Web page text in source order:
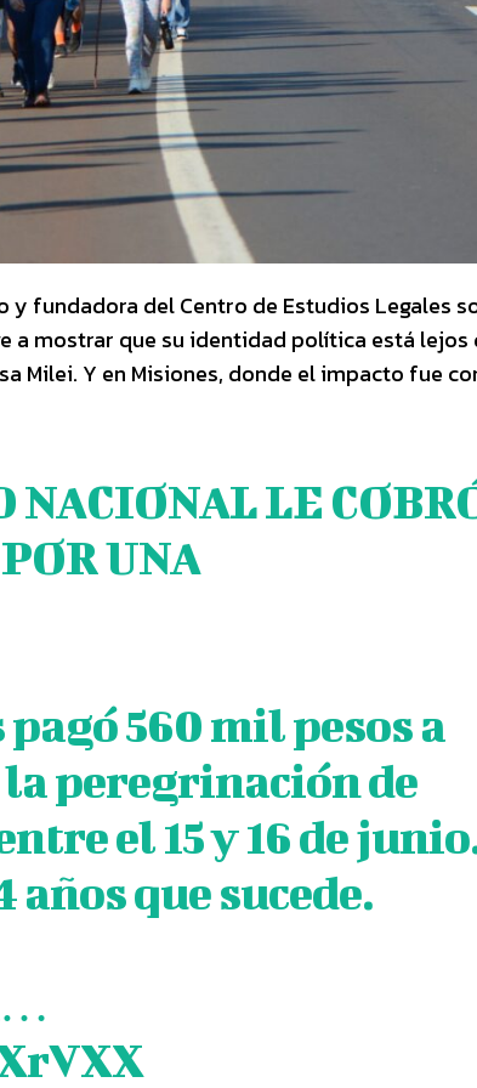
fundadora del Centro de Estudios Legales
a mostrar que su identidad política está lejos
Milei. Y en Misiones, donde el impacto fue
LE
UNA
560 mil pesos a
peregrinación de
el 15 y 16 de
años que sucede.